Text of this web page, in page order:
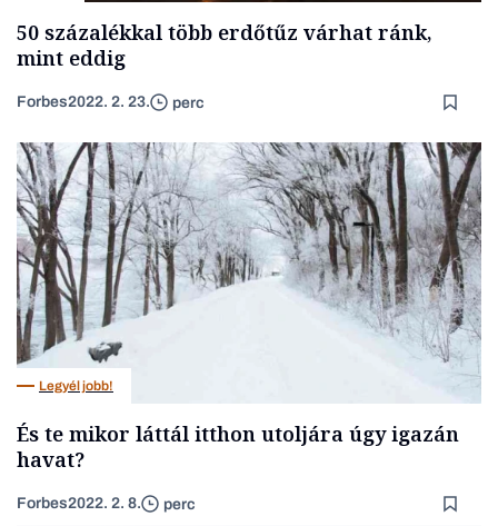
50 százalékkal több erdőtűz várhat ránk,
mint eddig
Forbes2022. 2. 23. perc
Legyél jobb!
És te mikor láttál itthon utoljára úgy igazán
havat?
Forbes2022. 2. 8. perc